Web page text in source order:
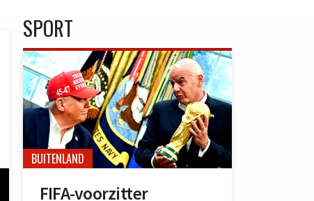
SPORT
BUITENLAND
FIFA-voorzitter